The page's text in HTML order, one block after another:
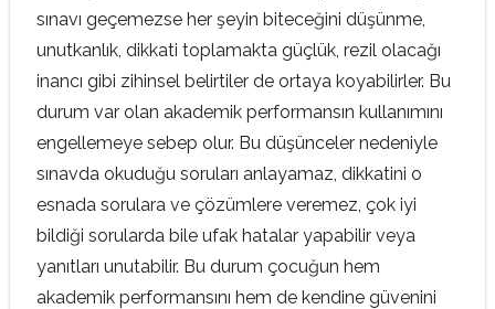
sınavı geçemezse her şeyin biteceğini düşünme,
unutkanlık, dikkati toplamakta güçlük, rezil olacağı
inancı gibi zihinsel belirtiler de ortaya koyabilirler. Bu
durum var olan akademik performansın kullanımını
engellemeye sebep olur. Bu düşünceler nedeniyle
sınavda okuduğu soruları anlayamaz, dikkatini o
esnada sorulara ve çözümlere veremez, çok iyi
bildiği sorularda bile ufak hatalar yapabilir veya
yanıtları unutabilir. Bu durum çocuğun hem
akademik performansını hem de kendine güvenini